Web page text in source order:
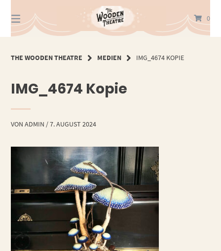
zum
Inhalt
0
THE WOODEN THEATRE MEDIEN IMG_4674 KOPIE
IMG_4674 Kopie
VONADMIN /7. AUGUST 2024